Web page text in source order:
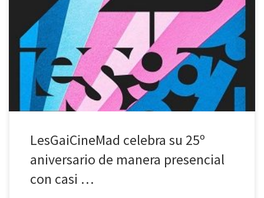
LesGaiCineMad celebra su 25º aniversario de manera presencial
con casi 100 películas entre largometrajes, documentales y cortos
Brays Efe, Itziar Castro o Fátima Baeza formarán parte del jurado
Madrid, 21 de octubre de 2020. El festival internacional de cine de
temática LGBTIQ+ que cuenta con el mayor reconocimiento
internacional de […]
LesGaiCineMad celebra su 25º
aniversario de manera presencial
con casi …